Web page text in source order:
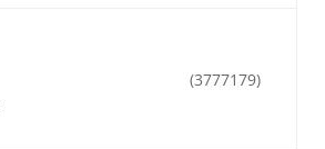
(3777179)